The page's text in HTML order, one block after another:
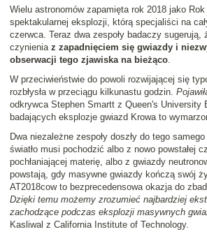
Wielu astronomów zapamięta rok 2018 jako
spektakularnej eksplozji, którą specjaliści na
czerwca. Teraz dwa zespoły badaczy sugerują,
czynienia z zapadnięciem się gwiazdy i
obserwacji tego zjawiska na bieżąco.
W przeciwieństwie do powoli rozwijającej się
rozbłysła w przeciągu kilkunastu godzin.
odkrywca Stephen Smartt z Queen's University
badających eksplozje gwiazd Krowa to
Dwa niezależne zespoły doszły do tego
światło musi pochodzić albo z nowo powstałej
pochłaniającej materię, albo z gwiazdy
powstają, gdy masywne gwiazdy kończą swój
AT2018cow to bezprecedensowa okazja do
Dzięki temu możemy zrozumieć najbardziej
zachodzące podczas eksplozji masywnych
Kasliwal z California Institute of Technology.